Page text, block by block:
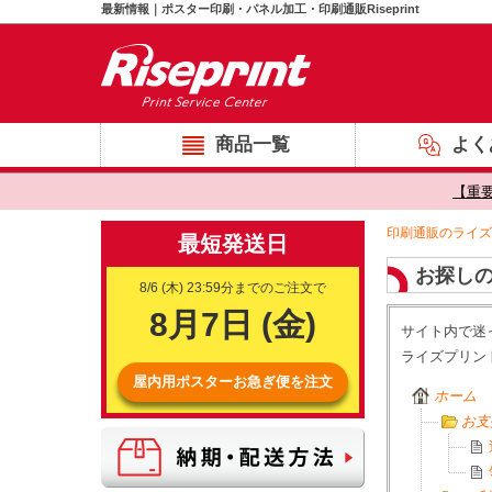
最新情報｜ポスター印刷・パネル加工・印刷通販Riseprint
商品一覧 よ
【重
印刷通販のライ
お探し
サイト内で迷
ライズプリン
ホーム
お